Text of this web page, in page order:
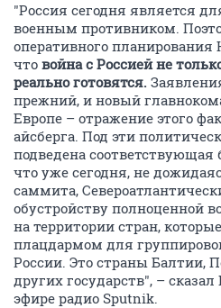
"Россия сегодня является
военным противником.
оперативного планирования
что война с Россией не
реально готовятся.
прежний, и новый
Европе – отражение этого
айсберга. Под эти
подведена соответствующая
что уже сегодня, не
саммита,
обустройству полноценной
на территории стран,
плацдармом для
России. Это страны Балтии,
других государств", –
эфире радио Sputnik.